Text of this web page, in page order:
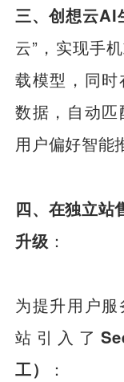
三、创想云AI
云”，实现手
载模型，同
数据，自动
用户偏好智能
四、在独立站
升级 ：
为提升用户
站引入了
工）
：